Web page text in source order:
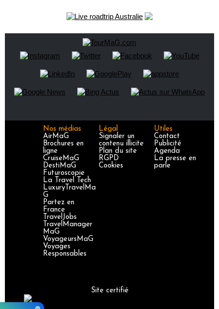
Nos médias
AirMaG
Brochures en
ligne
CruiseMaG
DestiMaG
Futuroscopie
La Travel Tech
LuxuryTravelMa
G
Partez en
France
TravelJobs
TravelManager
MaG
VoyageursMaG
Voyages
Responsables
Légal
Signaler un
contenu illicite
Plan du site
RGPD
Cookies
Utiles
Contact
Publicité
Agenda
La presse en
parle
Site certifié